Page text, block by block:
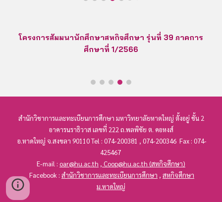
โครงการสัมมนานักศึกษาสหกิจศึกษา รุ่นที่ 39 ภาคการ
ศึกษาที่ 1/2566
สำนักวิชาการและทะเบียนการศึกษา มหาวิทยาลัยหาดใหญ่ ตั้งอยู่ ชั้น 2
อาคารนราธิวาส เลขที่ 222 ถ.พลพิชัย ต. คอหงส์
อ.หาดใหญ่ จ.สงขลา 90110 Tel : 074-200381 , 074-200346 Fax : 074-
425467
E-mail : oar@hu.ac.th , Coop@hu.ac.th (สหกิจศึกษา)
Facebook : สำนักวิชาการและทะเบียนการศึกษา , สหกิจศึกษา
ม.หาดใหญ่